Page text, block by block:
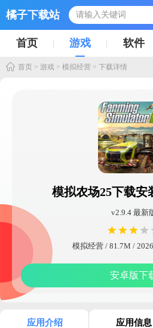
橘子下载站
首页 游戏 软件
首页 > 游戏 > 模拟经营 > 下载详情
模拟农场25下载安
v2.9.4 最新
模拟经营 / 81.7M /
安卓版下
应用介绍 应用信息